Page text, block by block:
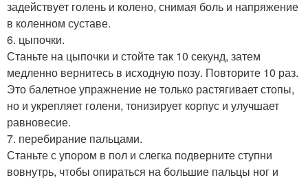
задействует голень и колено, снимая боль и напряжение
в коленном суставе.
6. цыпочки.
Станьте на цыпочки и стойте так 10 секунд, затем
медленно вернитесь в исходную позу. Повторите 10 раз.
Это балетное упражнение не только растягивает стопы,
но и укрепляет голени, тонизирует корпус и улучшает
равновесие.
7. перебирание пальцами.
Станьте с упором в пол и слегка подверните ступни
вовнутрь, чтобы опираться на большие пальцы ног и